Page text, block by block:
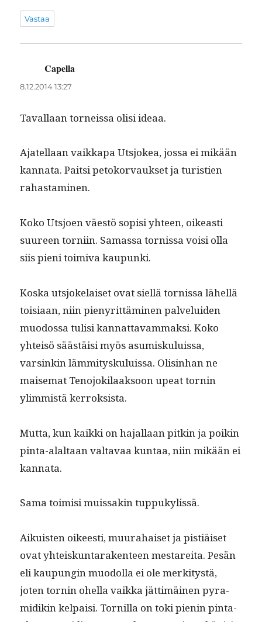
Vastaa
Capella
8.12.2014 13:27
Taval­laan torneis­sa olisi ideaa.
Ajatel­laan vaikka­pa Utsjokea, jos­sa ei mikään
kan­na­ta. Pait­si petoko­r­vauk­set ja tur­istien
rahastaminen.
Koko Utsjoen väestö sopisi yhteen, oikeasti
suureen torni­in. Samas­sa tor­nissa voisi olla
siis pieni toimi­va kaupunki.
Kos­ka utsjoke­laiset ovat siel­lä tor­nissa lähel­lä
toisi­aan, niin pienyrit­tämi­nen palvelu­iden
muo­dos­sa tulisi kan­nat­tavam­mak­si. Koko
yhteisö säästäisi myös asumisku­luis­sa,
varsinkin läm­mi­tysku­luis­sa. Olis­in­han ne
maise­mat Teno­jok­i­laak­soon upeat tornin
ylim­mistä kerroksista.
Mut­ta, kun kaik­ki on hajal­laan pitkin ja poikin
pin­ta-alal­taan val­tavaa kun­taa, niin mikään ei
kannata.
Sama toimisi muis­sakin tuppukylissä.
Aikuis­ten oikeesti, muu­ra­haiset ja pis­tiäiset
ovat yhteiskun­tarak­en­teen mestare­i­ta. Pesän
eli kaupun­gin muodol­la ei ole merk­i­tys­tä,
joten tornin ohel­la vaik­ka jät­timäi­nen pyra­
midikin kel­paisi. Tornil­la on toki pienin pin­ta-